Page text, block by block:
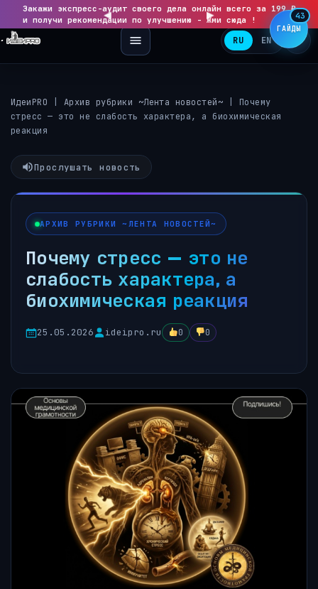
Закажи экспресс-аудит своего дела онлайн всего за 199 ₽
и получи рекомендации по улучшению - Жми сюда !
▶
RU EN
ИдеиPRO Архив рубрики ~Лента новостей~
Почему
стресс — это не слабость характера, а биохимическая
реакция
Прослушать новость
АРХИВ РУБРИКИ ~ЛЕНТА НОВОСТЕЙ~
Почему стресс — это не
слабость характера, а
биохимическая реакция
25.05.2026 ideipro.ru 0 0
ГАЙДЫ
43